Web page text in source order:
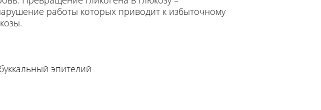
работы которых приводит к избыточному
эпителий